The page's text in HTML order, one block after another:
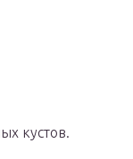
кустов.